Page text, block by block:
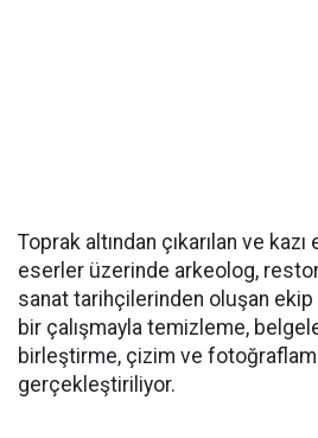
Toprak altından çıkarılan ve
eserler üzerinde arkeolog,
sanat tarihçilerinden oluşan ekip
bir çalışmayla temizleme,
birleştirme, çizim ve
gerçekleştiriliyor.